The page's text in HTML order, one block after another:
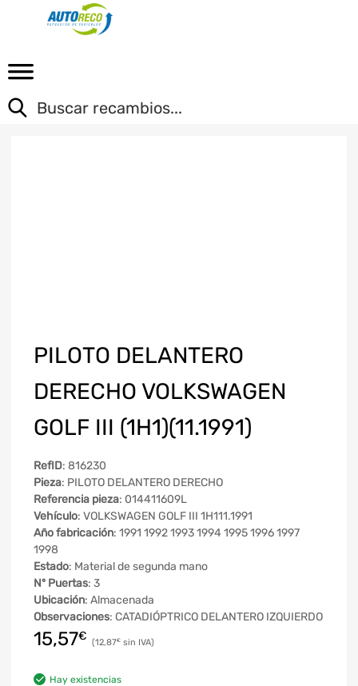
PILOTO DELANTERO
DERECHO VOLKSWAGEN
GOLF III (1H1)(11.1991)
RefID: 816230
Pieza: PILOTO DELANTERO DERECHO
Referencia pieza: 014411609L
Vehículo: VOLKSWAGEN GOLF III 1H111.1991
Año fabricación: 1991 1992 1993 1994 1995 1996 1997
1998
Estado: Material de segunda mano
Nº Puertas: 3
Ubicación: Almacenada
Observaciones: CATADIÓPTRICO DELANTERO IZQUIERDO
15,57€ 12,87€
Hay existencias